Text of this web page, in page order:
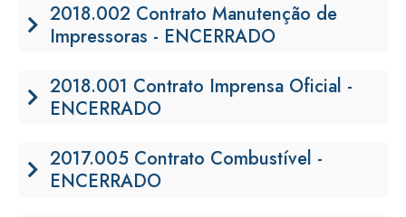
2018.002 Contrato Manutenção de
Impressoras - ENCERRADO
2018.001 Contrato Imprensa Oficial -
ENCERRADO
2017.005 Contrato Combustível -
ENCERRADO